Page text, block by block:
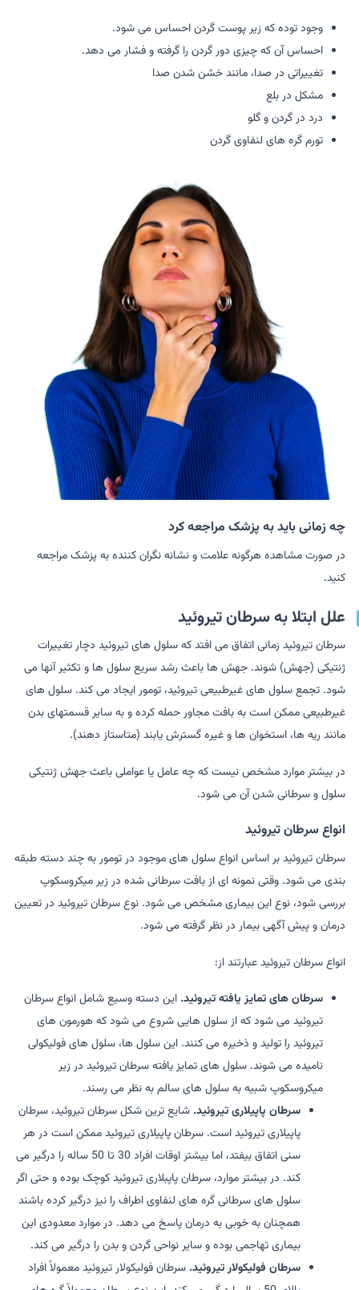
وجود توده که زیر پوست گردن احساس می شود.
احساس آن که چیزی دور گردن را گرفته و فشار می دهد.
تغییراتی در صدا، مانند خشن شدن صدا
مشکل در بلع
درد در گردن و گلو
تورم گره های لنفاوی گردن
چه زمانی باید به پزشک مراجعه کرد
در صورت مشاهده هرگونه علامت و نشانه نگران کننده به پزشک مراجعه
کنید.
علل ابتلا به سرطان تیروئید
سرطان تیروئید زمانی اتفاق می افتد که سلول های تیروئید دچار تغییرات
ژنتیکی (جهش) شوند. جهش ها باعث رشد سریع سلول ها و تکثیر آنها می
شود. تجمع سلول های غیرطبیعی تیروئید، تومور ایجاد می کند. سلول های
غیرطبیعی ممکن است به بافت مجاور حمله کرده و به سایر قسمتهای بدن
مانند ریه ها، استخوان ها و غیره گسترش یابند (متاستاز دهند).
در بیشتر موارد مشخص نیست که چه عامل یا عواملی باعث جهش ژنتیکی
سلول و سرطانی شدن آن می شود.
انواع سرطان تیروئید
سرطان تیروئید بر اساس انواع سلول های موجود در تومور به چند دسته طبقه
بندی می شود. وقتی نمونه ای از بافت سرطانی شده در زیر میکروسکوپ
بررسی شود، نوع این بیماری مشخص می شود. نوع سرطان تیروئید در تعیین
درمان و پیش آگهی بیمار در نظر گرفته می شود.
انواع سرطان تیروئید عبارتند از:
سرطان های تمایز یافته تیروئید. این دسته وسیع شامل انواع سرطان
تیروئید می شود که از سلول هایی شروع می شود که هورمون های
تیروئید را تولید و ذخیره می کنند. این سلول ها، سلول های فولیکولی
نامیده می شوند. سلول های تمایز یافته سرطان تیروئید در زیر
میکروسکوپ شبیه به سلول های سالم به نظر می رسند.
سرطان پاپیلاری تیروئید. شایع ترین شکل سرطان تیروئید، سرطان
پاپیلاری تیروئید است. سرطان پاپیلاری تیروئید ممکن است در هر
سنی اتفاق بیفتد، اما بیشتر اوقات افراد 30 تا 50 ساله را درگیر می
کند. در بیشتر موارد، سرطان پاپبلاری تیروئید کوچک بوده و حتی اگر
سلول های سرطانی گره های لنفاوی اطراف را نیز درگیر کرده باشند
همچنان به خوبی به درمان پاسخ می دهد. در موارد معدودی این
بیماری تهاجمی بوده و سایر نواحی گردن و بدن را درگیر می کند.
سرطان فولیکولار تیروئید. سرطان فولیکولار تیروئید معمولاً افراد